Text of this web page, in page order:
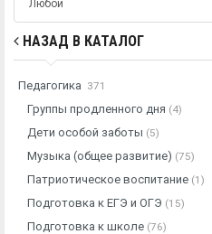
НАЗАД В КАТАЛОГ
Педагогика 371
Группы продленного дня (4)
Дети особой заботы (5)
Музыка (общее развитие) (75)
Патриотическое воспитание (1)
Подготовка к ЕГЭ и ОГЭ (15)
Подготовка к школе (76)